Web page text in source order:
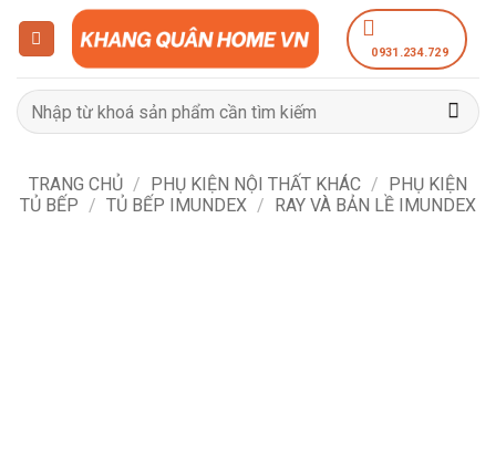
dung
0931.234.729
Tìm
kiếm:
TRANG CHỦ / PHỤ KIỆN NỘI THẤT KHÁC / PHỤ KIỆN
TỦ BẾP / TỦ BẾP IMUNDEX / RAY VÀ BẢN LỀ IMUNDEX